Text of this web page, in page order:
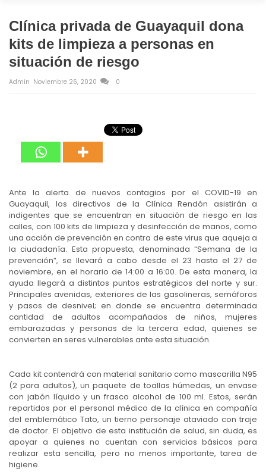
Clínica privada de Guayaquil dona
kits de limpieza a personas en
situación de riesgo
Admin Noviembre 26, 2020 0
Ante la alerta de nuevos contagios por el COVID-19 en
Guayaquil, los directivos de la Clínica Rendón asistirán a
indigentes que se encuentran en situación de riesgo en las
calles, con 100 kits de limpieza y desinfección de manos, como
una acción de prevención en contra de este virus que aqueja a
la ciudadanía. Esta propuesta, denominada “Semana de la
prevención”, se llevará a cabo desde el 23 hasta el 27 de
noviembre, en el horario de 14:00 a 16:00. De esta manera, la
ayuda llegará a distintos puntos estratégicos del norte y sur.
Principales avenidas, exteriores de las gasolineras, semáforos
y pasos de desnivel; en donde se encuentra determinada
cantidad de adultos acompañados de niños, mujeres
embarazadas y personas de la tercera edad, quienes se
convierten en seres vulnerables ante esta situación.
Cada kit contendrá con material sanitario como mascarilla N95
(2 para adultos), un paquete de toallas húmedas, un envase
con jabón líquido y un frasco alcohol de 100 ml. Estos, serán
repartidos por el personal médico de la clínica en compañía
del emblemático Tato, un tierno personaje ataviado con traje
de doctor. El objetivo de esta institución de salud, sin duda, es
apoyar a quienes no cuentan con servicios básicos para
realizar esta sencilla, pero no menos importante, tarea de
higiene.